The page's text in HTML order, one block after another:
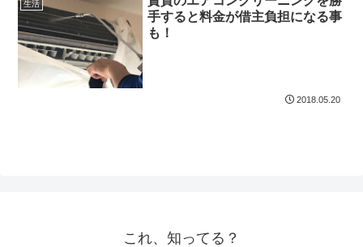
生活
手すると料金が借主負担になる事
も！
2018.05.20
これ、知ってる？